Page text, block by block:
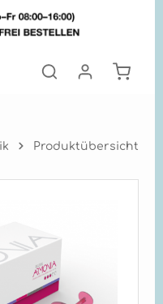
Produktübersicht